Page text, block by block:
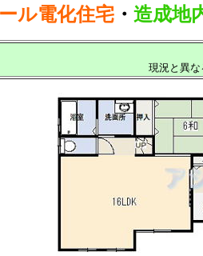
ル電化住宅 ・ 造成地
現況と異